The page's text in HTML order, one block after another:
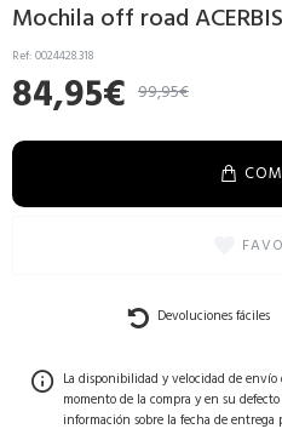
Mochila off road
84,95€ 99,95€
Ref: 0024428.318
Devoluciones fáciles
La disponibilidad y velocidad de
momento de la compra y en su
información sobre la fecha de entrega